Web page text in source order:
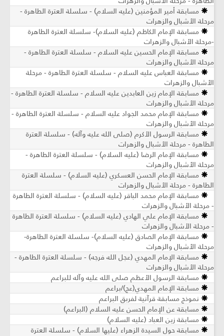
مسابقة أمير المؤمنين (عليه السلام) - سلسلة العترة الطاهرة -
مرحلة الأشبال والزهرات
مسابقة الإمام الكاظم (عليه السلام)- سلسلة العترة الطاهرة
-مرحلة الأشبال والزهرات
مسابقة الإمام الحسين عليه السلام - سلسلة العترة الطاهرة -
مرحلة الأشبال والزهرات
مسابقة العباس عليه السلام - سلسلة العترة الطاهرة - مرحلة
الأشبال والزهرات
مسابقة الإمام زين العابدين عليه السلام - سلسلة العترة الطاهرة -
مرحلة الأشبال والزهرات
مسابقة الإمام محمد الجواد عليه السلام - سلسلة العترة الطاهرة -
مرحلة الأشبال والزهرات
مسابقة الرسول الأكرم (صلى الله عليه وآله) - سلسلة العترة
الطاهرة - مرحلة الأشبال والزهرات
مسابقة الإمام الرضا (عليه السلام) - سلسلة العترة الطاهرة -
مرحلة الأشبال والزهرات
مسابقة الإمام الحسن العسكري (عليه السلام) - سلسلة العترة
الطاهرة - مرحلة الأشبال والزهرات
مسابقة الإمام محمد الباقر (عليه السلام) - سلسلة العترة الطاهرة
- مرحلة الأشبال والزهرات
مسابقة الإمام علي الهادي (عليه السلام) - سلسلة العترة الطاهرة
- مرحلة الأشبال والزهرات
مسابقة الإمام الصادق (عليه السلام)- سلسلة العترة الطاهرة-
مرحلة الأشبال والزهرات
مسابقة الإمام المهدي (عجل الله فرجه) - سلسلة العترة الطاهرة -
مرحلة الأشبال والزهرات
مسابقة الرسول الأعظم صلى الله عليه وآله للبراعم
مسابقة الإمام المهدي(عج)/براعم
نموذج مسابقة قرآنية لفربق البراعم
مسابقة عن الإمام الحسن عليه السلام (البراعم)
مسابقة زين العباد (عليه السلام)
مسابقة حول السيدة الزهراء (عليها السلام) - سلسلة العترة